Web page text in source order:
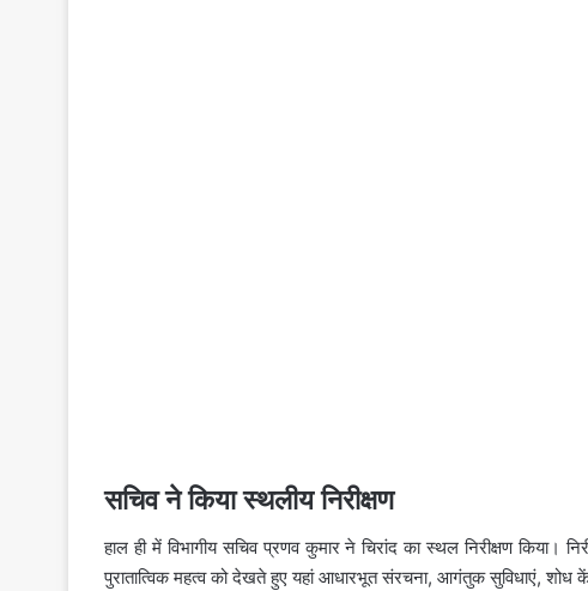
सचिव ने किया स्थलीय निरीक्षण
हाल ही में विभागीय सचिव प्रणव कुमार ने चिरांद का स्थल निरीक्षण किया।
पुरातात्विक महत्व को देखते हुए यहां आधारभूत संरचना, आगंतुक सुविधाएं, शोध